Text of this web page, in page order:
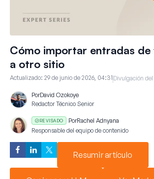
Cómo importar entradas de
a otro sitio
Actualizado: 29 de junio de 2026, 04:31 Divulgación
PorDavid Ozokoye
Redactor Técnico Senior
REVISADO PorRachel Adnyana
Responsable del equipo de contenido
Resumir artículo